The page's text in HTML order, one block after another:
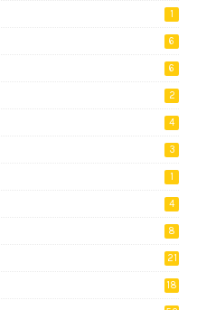
1
6
6
2
4
3
1
4
8
21
18